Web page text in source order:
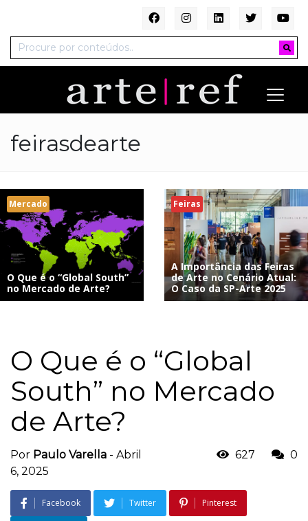
feirasdearte
Mercado
O Que é o “Global South”
no Mercado de Arte?
Feiras
A Importância das Feiras
de Arte no Cenário Atual:
O Caso da SP-Arte 2025
O Que é o “Global
South” no Mercado
de Arte?
Por Paulo Varella - Abril
6, 2025
627 0
Facebook Twitter Pinterest